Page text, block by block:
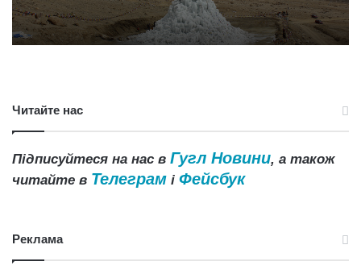
Читайте нас
Підписуйтеся на нас в Гугл Новини, а також
читайте в Телеграм і Фейсбук
Реклама